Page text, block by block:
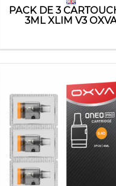
PACK DE 3
3ML XLIM V3